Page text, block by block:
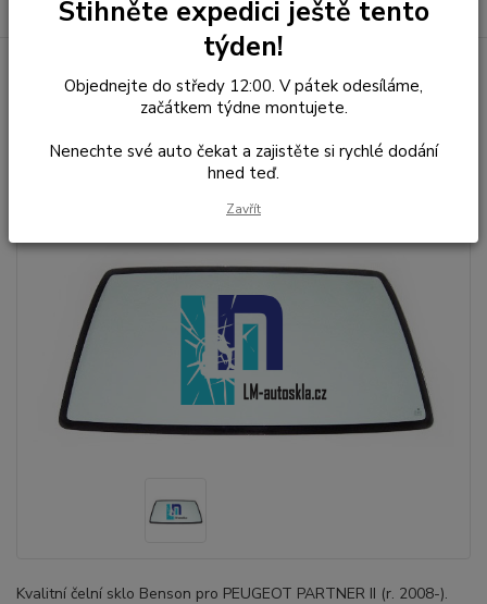
Čelní Sklo - PEUGEOT
PARTNER II (r.2008-)
Kvalitní čelní sklo Benson pro PEUGEOT PARTNER II (r. 2008-).
Stihněte expedici ještě tento
týden!
Objednejte do středy 12:00. V pátek odesíláme,
začátkem týdne montujete.
Nenechte své auto čekat a zajistěte si rychlé dodání
hned teď.
Zavřít